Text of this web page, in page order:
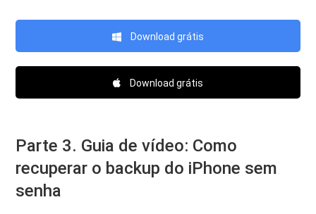
Download grátis
Download grátis
Parte 3. Guia de vídeo: Como
recuperar o backup do iPhone sem
senha